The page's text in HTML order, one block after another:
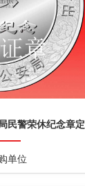
民警荣休纪念章定
单位